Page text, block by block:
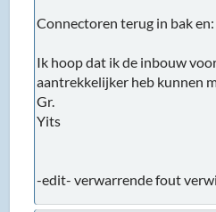
Connectoren terug in bak
Ik hoop dat ik de inbouw
aantrekkelijker heb kunnen
Gr.
Yits
-edit- verwarrende fout